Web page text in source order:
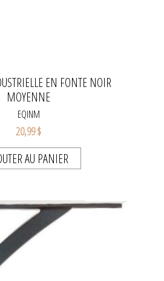
EN FONTE NOIR
MOYENNE
EQINM
20,99 $
AU PANIER